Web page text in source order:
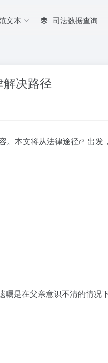
文本 司法数据查询
决路径
。本文将从法律途径
出发
是在父亲意识不清的情